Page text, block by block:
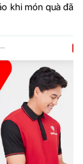
khi món quà đã